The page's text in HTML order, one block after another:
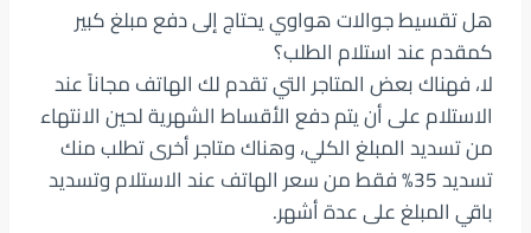
هل تقسيط جوالات هواوي يحتاج إلى دفع مبلغ كبير
كمقدم عند استلام الطلب؟
لا، فهناك بعض المتاجر التي تقدم لك الهاتف مجاناً عند
الاستلام على أن يتم دفع الأقساط الشهرية لحين الانتهاء
من تسديد المبلغ الكلي، وهناك متاجر أخرى تطلب منك
تسديد 35% فقط من سعر الهاتف عند الاستلام وتسديد
باقي المبلغ على عدة أشهر.